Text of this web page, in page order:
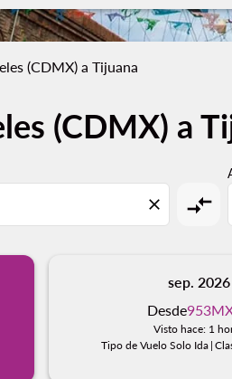
(CDMX) a Tijuana
(CDMX) a
close compare_arrows
sep. 2026
Desde
Visto hace: 1
Tipo de Vuelo Solo Ida |